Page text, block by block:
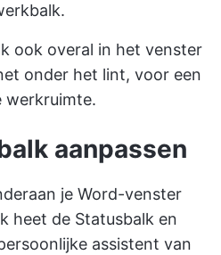
ook overal in het venster
onder het lint, voor een
werkruimte.
aanpassen
je Word-venster
heet de Statusbalk en
assistent van